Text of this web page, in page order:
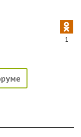
1